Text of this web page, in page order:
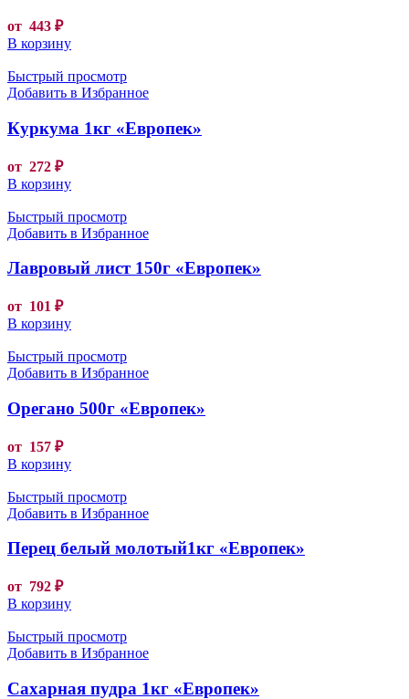
от 443 ₽
В корзину
Быстрый просмотр
Добавить в Избранное
Куркума 1кг «Европек»
от 272 ₽
В корзину
Быстрый просмотр
Добавить в Избранное
Лавровый лист 150г «Европек»
от 101 ₽
В корзину
Быстрый просмотр
Добавить в Избранное
Орегано 500г «Европек»
от 157 ₽
В корзину
Быстрый просмотр
Добавить в Избранное
Перец белый молотый1кг «Европек»
от 792 ₽
В корзину
Быстрый просмотр
Добавить в Избранное
Сахарная пудра 1кг «Европек»